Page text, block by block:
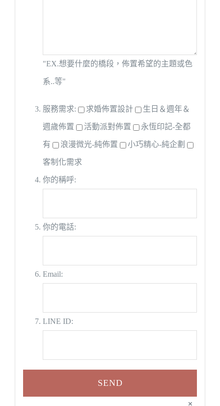
"EX.想要什麼的橋段，佈置希望的主題或色
系..等"
服務需求: 求婚佈置設計 生日＆週年＆
週歲佈置 活動派對佈置 永恆印記-全都
有 浪漫微光-純佈置 小巧精心-純企劃
客制化需求
你的稱呼:
你的電話:
Email:
LINE ID:
×